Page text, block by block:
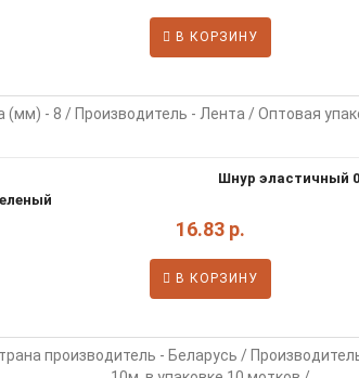
В КОРЗИНУ
(мм) - 8 / Производитель - Лента / Оптовая
Шнур эластичный
16.83 р.
В КОРЗИНУ
производитель - Беларусь /